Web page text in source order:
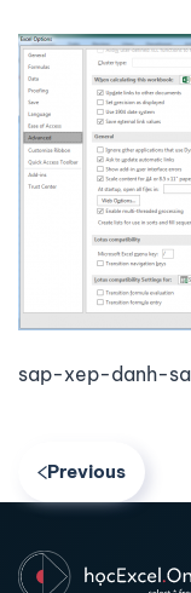
sap-xep-danh-
Previous